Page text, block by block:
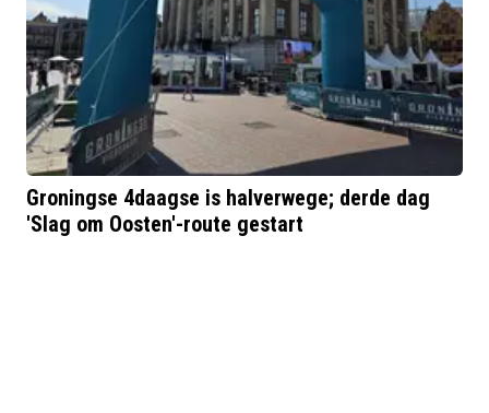
Groningse 4daagse is halverwege; derde dag
'Slag om Oosten'-route gestart